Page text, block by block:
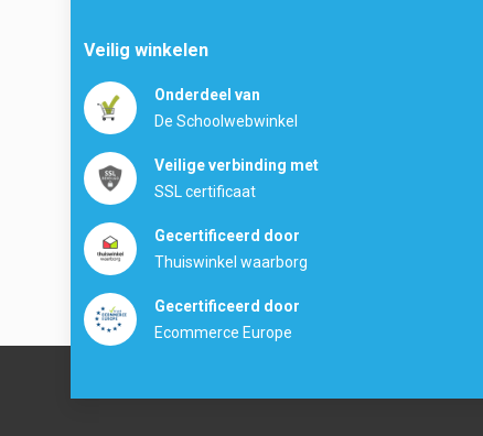
Veilig winkelen
Onderdeel van
De Schoolwebwinkel
Veilige verbinding met
SSL certificaat
Gecertificeerd door
Thuiswinkel waarborg
Gecertificeerd door
Ecommerce Europe